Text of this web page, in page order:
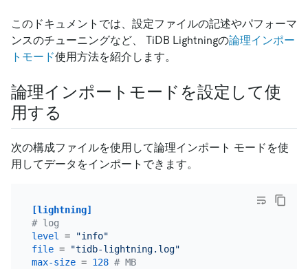
このドキュメントでは、設定ファイルの記述やパフォーマ
ンスのチューニングなど、 TiDB Lightningの論理インポー
トモード使用方法を紹介します。
論理インポートモードを設定して使
用する
次の構成ファイルを使用して論理インポート モードを使
用してデータをインポートできます。
[lightning]
# log
level =
"info"
file =
"tidb-lightning.log"
max-size = 128 # MB